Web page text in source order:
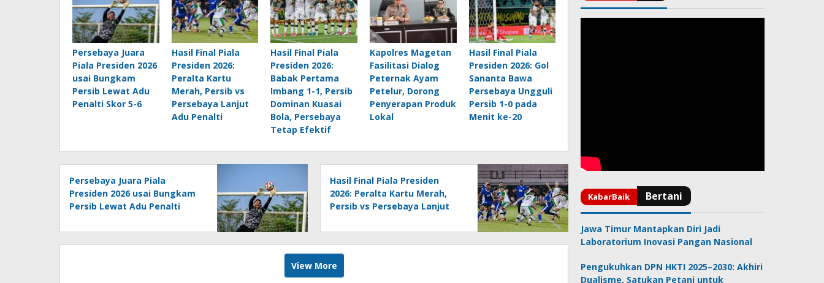
Persebaya Juara
Piala Presiden 2026
usai Bungkam
Persib Lewat Adu
Penalti Skor 5-6
Hasil Final Piala
Presiden 2026:
Peralta Kartu
Merah, Persib vs
Persebaya Lanjut
Adu Penalti
Hasil Final Piala
Presiden 2026:
Babak Pertama
Imbang 1-1, Persib
Dominan Kuasai
Bola, Persebaya
Tetap Efektif
Kapolres Magetan
Fasilitasi Dialog
Peternak Ayam
Petelur, Dorong
Penyerapan Produk
Lokal
Hasil Final Piala
Presiden 2026: Gol
Sananta Bawa
Persebaya Ungguli
Persib 1-0 pada
Menit ke-20
Persebaya Juara Piala
Presiden 2026 usai Bungkam
Persib Lewat Adu Penalti
Hasil Final Piala Presiden
2026: Peralta Kartu Merah,
Persib vs Persebaya Lanjut
View More
Jawa Timur Mantapkan Diri Jadi
Laboratorium Inovasi Pangan Nasional
Pengukuhkan DPN HKTI 2025–2030: Akhiri
Dualisme, Satukan Petani untuk